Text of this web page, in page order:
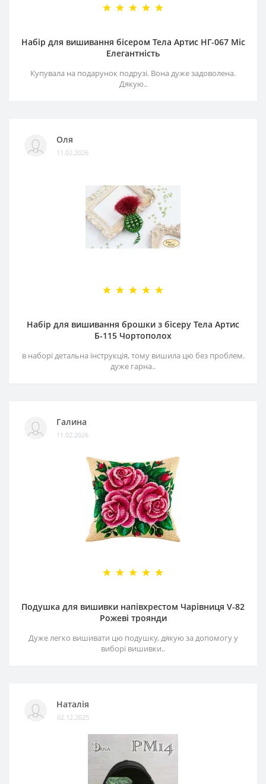
Набір для вишивання бісером Тела Артис НГ-067 Міс
Елегантність
Купувала на подарунок подрузі. Вона дуже задоволена.
Дякую..
Оля
11.02.2026
Набір для вишивання брошки з бісеру Тела Артис
Б-115 Чортополох
в наборі детальна інструкція, тому вишила цю без проблем.
дуже гарна..
Галина
11.02.2026
Подушка для вишивки напівхрестом Чарівниця V-82
Рожеві троянди
Дуже легко вишивати цю подушку, дякую за допомогу у
виборі вишивки..
Наталія
02.12.2025